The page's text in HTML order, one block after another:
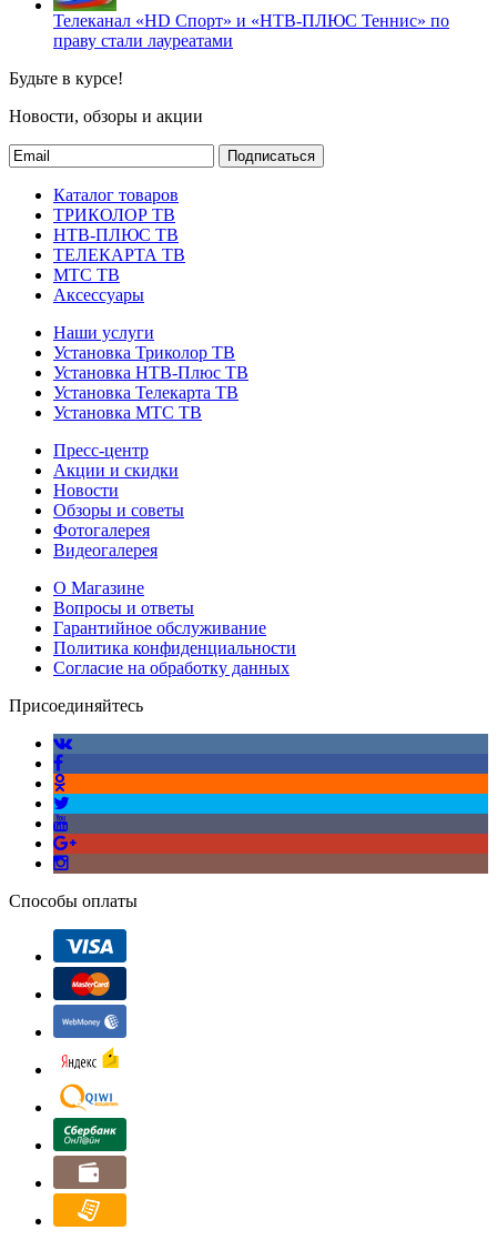
Телеканал «HD Спорт» и «НТВ-ПЛЮС Теннис» по
праву стали лауреатами
Будьте в курсе!
Новости, обзоры и акции
Подписаться
Каталог товаров
ТРИКОЛОР ТВ
НТВ-ПЛЮС ТВ
ТЕЛЕКАРТА ТВ
МТС ТВ
Аксессуары
Наши услуги
Установка Триколор ТВ
Установка НТВ-Плюс ТВ
Установка Телекарта ТВ
Установка МТС ТВ
Пресс-центр
Акции и скидки
Новости
Обзоры и советы
Фотогалерея
Видеогалерея
О Магазине
Вопросы и ответы
Гарантийное обслуживание
Политика конфиденциальности
Согласие на обработку данных
Присоединяйтесь
Способы оплаты